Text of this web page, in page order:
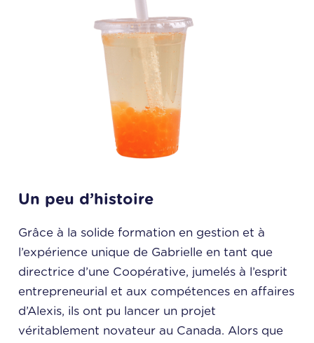
Un peu d’histoire
Grâce à la solide formation en gestion et à
l’expérience unique de Gabrielle en tant que
directrice d’une Coopérative, jumelés à l’esprit
entrepreneurial et aux compétences en affaires
d’Alexis, ils ont pu lancer un projet
véritablement novateur au Canada. Alors que